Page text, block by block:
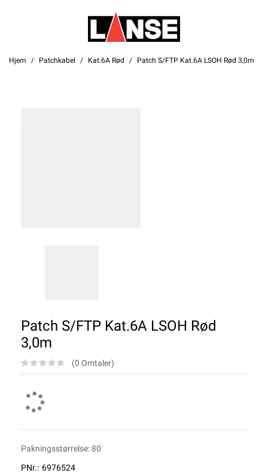
Hjem Patchkabel Kat.6A Rød Patch S/FTP Kat.6A LSOH Rød 3,0m
Patch S/FTP Kat.6A LSOH Rød
3,0m
(0 Omtaler)
Pakningsstørrelse: 80
PNr.: 6976524